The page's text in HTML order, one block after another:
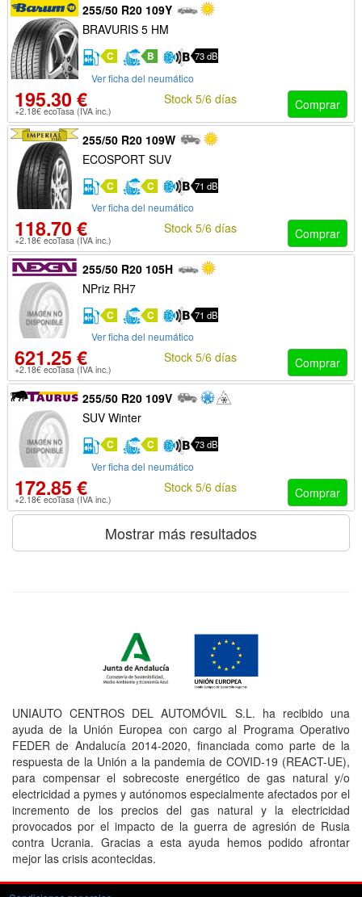
255/50 R20 109Y
BRAVURIS 5 HM
C B 73 dB
Ver ficha del neumático
195.30 €
+2.18€ ecoTasa (IVA inc.) Comprar
Stock 5/6 días
255/50 R20 109W
ECOSPORT SUV
C C 71 dB
Ver ficha del neumático
118.70 €
+2.18€ ecoTasa (IVA inc.) Comprar
Stock 5/6 días
255/50 R20 105H
NPriz RH7
C C 71 dB
Ver ficha del neumático
621.25 €
+2.18€ ecoTasa (IVA inc.) Comprar
Stock 5/6 días
255/50 R20 109V
SUV Winter
C C 73 dB
Ver ficha del neumático
172.85 €
+2.18€ ecoTasa (IVA inc.) Comprar
Stock 5/6 días
Mostrar más resultados
UNIAUTO CENTROS DEL AUTOMÓVIL S.L. ha recibido una
ayuda de la Unión Europea con cargo al Programa Operativo
FEDER de Andalucía 2014-2020, financiada como parte de la
respuesta de la Unión a la pandemia de COVID-19 (REACT-UE),
para compensar el sobrecoste energético de gas natural y/o
electricidad a pymes y autónomos especialmente afectados por el
incremento de los precios del gas natural y la electricidad
provocados por el impacto de la guerra de agresión de Rusia
contra Ucrania. Gracias a esta ayuda hemos podido afrontar
mejor las crisis acontecidas.